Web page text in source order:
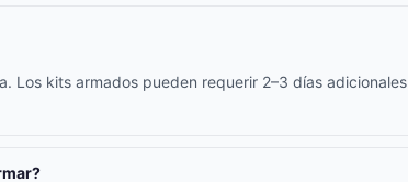
Los kits armados pueden requerir 2–3 días adicionales